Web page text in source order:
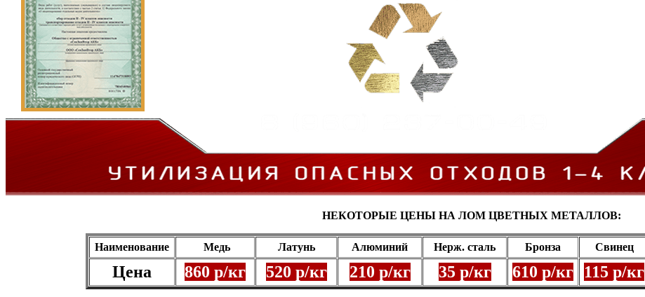
НЕКОТОРЫЕ ЦЕНЫ НА ЛОМ ЦВЕТНЫХ МЕТАЛЛОВ:
Наименование Медь Латунь Алюминий Нерж. сталь Бронза Свинец
Цена 860 р/кг 520 р/кг 210 р/кг 35 р/кг 610 р/кг 115 р/кг